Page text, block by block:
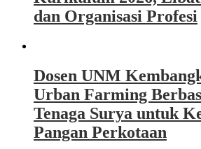
dan Organisasi Profesi
Dosen UNM
Urban Farming
Tenaga Surya untuk
Pangan Perkotaan